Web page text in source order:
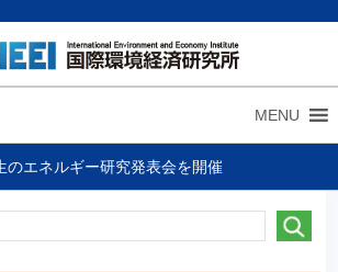
MENU
のエネルギー研究発表会を開催